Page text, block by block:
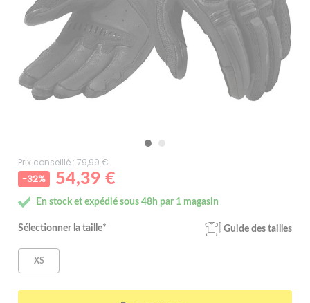
Prix conseillé : 79,99 €
-32%
54,39 €
En stock et expédié sous 48h par 1 magasin
Sélectionner la taille* Guide des tailles
XS